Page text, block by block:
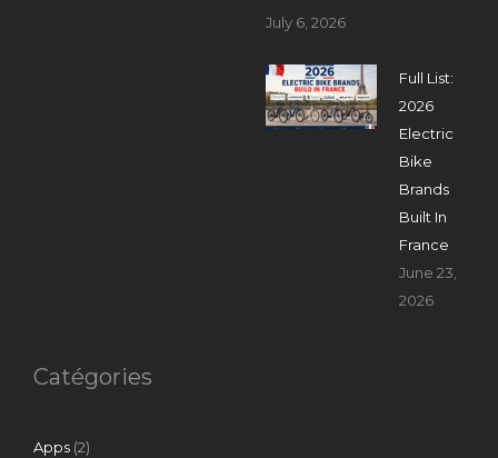
July 6, 2026
Full List:
2026
Electric
Bike
Brands
Built In
France
June 23,
2026
Catégories
Apps (2)